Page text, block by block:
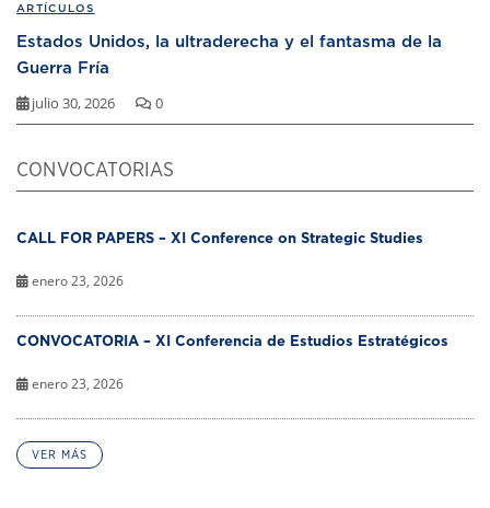
ARTÍCULOS
Estados Unidos, la ultraderecha y el fantasma de la
Guerra Fría
julio 30, 2026 0
CONVOCATORIAS
CALL FOR PAPERS – XI Conference on Strategic Studies
enero 23, 2026
CONVOCATORIA – XI Conferencia de Estudios Estratégicos
enero 23, 2026
VER MÁS